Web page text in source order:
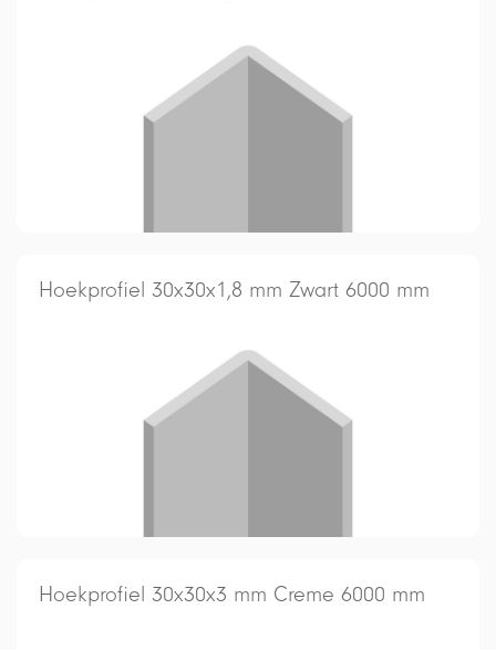
Hoekprofiel 30x30x1,8 mm Zwart 6000 mm
Hoekprofiel 30x30x3 mm Creme 6000 mm